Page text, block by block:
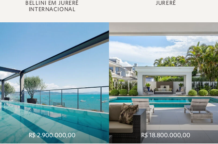
BELLINI EM JURERÊ
INTERNACIONAL
JURERÊ
R$ 2.900.000,00 R$ 18.800.000,00